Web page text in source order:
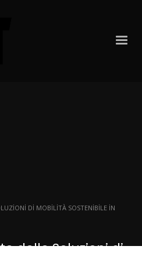
DI MOBILITÀ SOSTENIBILE IN
delle Soluzioni di